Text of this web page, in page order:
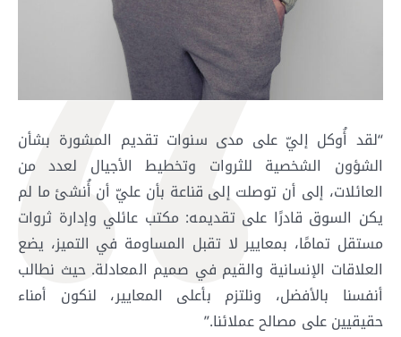
“لقد أُوكل إليّ على مدى سنوات تقديم المشورة بشأن
الشؤون الشخصية للثروات وتخطيط الأجيال لعدد من
العائلات، إلى أن توصلت إلى قناعة بأن عليّ أن أُنشئ ما لم
يكن السوق قادرًا على تقديمه: مكتب عائلي وإدارة ثروات
مستقل تمامًا، بمعايير لا تقبل المساومة في التميز، يضع
العلاقات الإنسانية والقيم في صميم المعادلة. حيث نطالب
أنفسنا بالأفضل، ونلتزم بأعلى المعايير، لنكون أمناء
حقيقيين على مصالح عملائنا.”